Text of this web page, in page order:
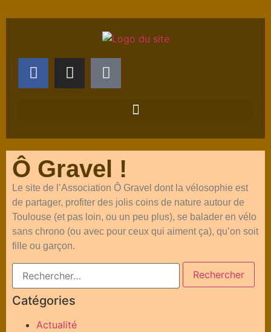
Ô Gravel !
Le site de l’Association Ô Gravel dont la vélosophie est
de partager, profiter des jolis coins de nature autour de
Toulouse (et pas loin, ou un peu plus), se balader en vélo
sans chrono (ou avec pour ceux qui aiment ça), qu’on soit
fille ou garçon.
Catégories
Actualité